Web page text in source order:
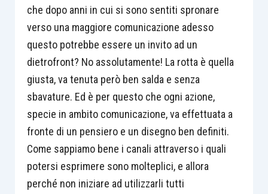
che dopo anni in cui si sono sentiti spronare
verso una maggiore comunicazione adesso
questo potrebbe essere un invito ad un
dietrofront? No assolutamente! La rotta è quella
giusta, va tenuta però ben salda e senza
sbavature. Ed è per questo che ogni azione,
specie in ambito comunicazione, va effettuata a
fronte di un pensiero e un disegno ben definiti.
Come sappiamo bene i canali attraverso i quali
potersi esprimere sono molteplici, e allora
perché non iniziare ad utilizzarli tutti